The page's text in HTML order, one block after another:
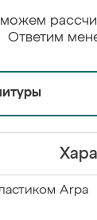
Ответим
Arpa